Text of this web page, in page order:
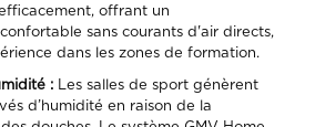
offrant un
sans courants d'air directs,
dans les zones de formation.
: Les salles de sport génèrent
d’humidité en raison de la